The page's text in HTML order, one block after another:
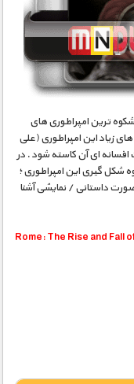
ترین امپراطوری های
زیاد این امپراطوری (علی
ای آن کاسته شود . در
شکل گیری این امپراطوری ؛
داستانی / نمایشی آشنا
(Rome: The Rise and Fall